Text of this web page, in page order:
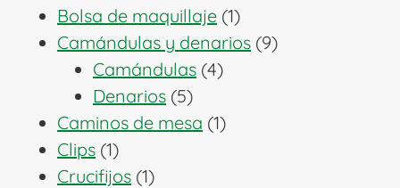
Bolsa de maquillaje 11
producto
Camándulas y denarios 99
Camándulas 44
Denarios 55
productos
Caminos de mesa 11
Clips 11
producto
Crucifijos 11